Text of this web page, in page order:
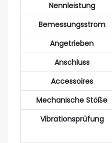
Nennleistung
Bemessungsstrom
Angetrieben
Anschluss
Accessoires
Mechanische Stöße
Vibrationsprüfung